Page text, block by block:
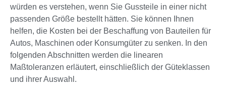
würden es verstehen, wenn Sie Gussteile in einer nicht
passenden Größe bestellt hätten. Sie können Ihnen
helfen, die Kosten bei der Beschaffung von Bauteilen für
Autos, Maschinen oder Konsumgüter zu senken. In den
folgenden Abschnitten werden die linearen
Maßtoleranzen erläutert, einschließlich der Güteklassen
und ihrer Auswahl.